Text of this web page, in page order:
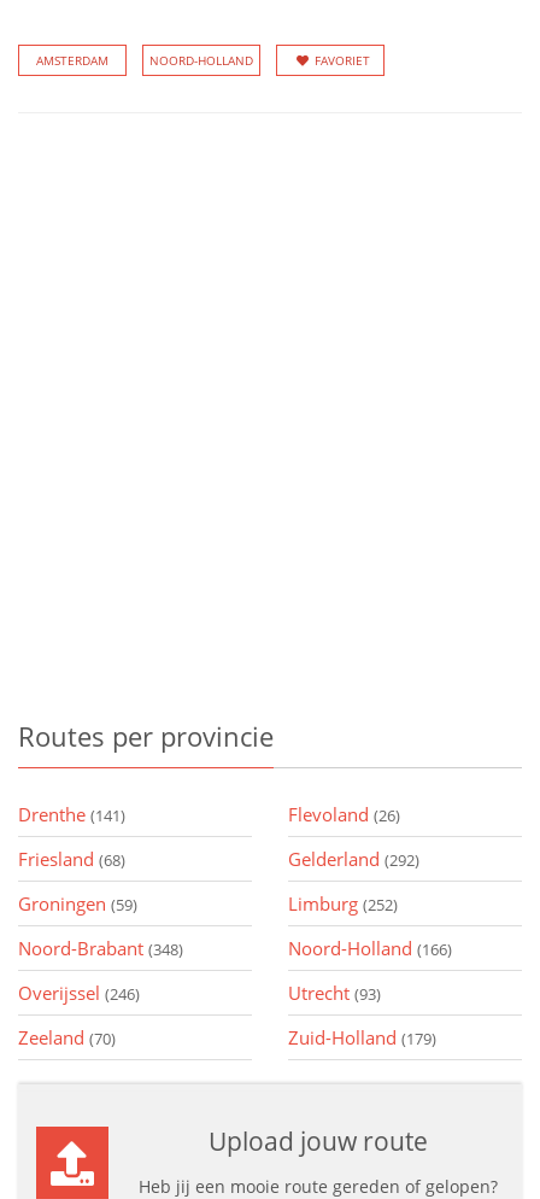
AMSTERDAM NOORD-HOLLAND FAVORIET
Routes per provincie
Drenthe (141) Flevoland (26)
Friesland (68) Gelderland (292)
Groningen (59) Limburg (252)
Noord-Brabant (348) Noord-Holland (166)
Overijssel (246) Utrecht (93)
Zeeland (70) Zuid-Holland (179)
Upload jouw route
Heb jij een mooie route gereden of gelopen?